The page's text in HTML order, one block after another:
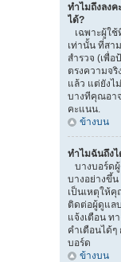
ทำไมถึงลง
ได้?
เฉพาะผู้ใ
เท่านั้น ที่สา
สำรวจ (เพื่
ตรงความจ
แล้ว แต่ยังไ
บางทีคุณอา
คะแนน.
ข้างบน
ทำไมฉันถึง
บางบอร์ด
บางอย่างขึ้
เป็นเหตุให้
ติดต่อผู้ดูแล
แจ้งเตือน ท
คำเตือนได้
บอร์ด
ข้างบน